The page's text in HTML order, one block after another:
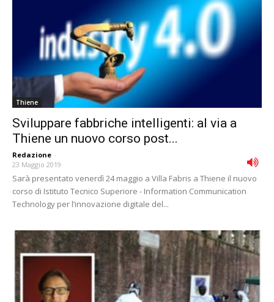
Thiene
Sviluppare fabbriche intelligenti: al via a
Thiene un nuovo corso post...
Redazione -
23 Maggio 2019
Sarà presentato venerdì 24 maggio a Villa Fabris a Thiene il nuovo
corso di Istituto Tecnico Superiore - Information Communication
Technology per l’innovazione digitale del...